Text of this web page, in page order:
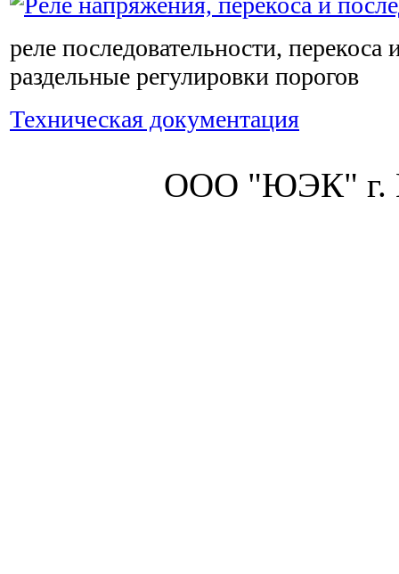
реле последовательности,
раздельные регулировки порогов
Техническая документация
ООО "ЮЭК" г.